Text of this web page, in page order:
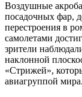
Воздушные
посадочных фар,
перестроения в
самолетами
зрители
наклонной
«Стрижей»,
авиагруппой мира.